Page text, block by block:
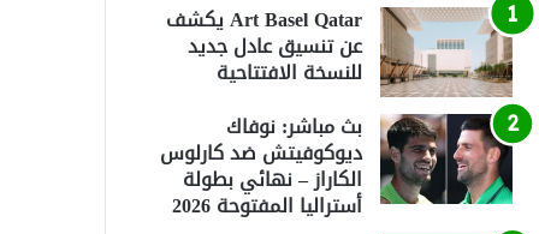
Art Basel Qatar يكشف
عن تنسيق عادل جديد
للنسخة الافتتاحية
بث مباشر: نوفاك
ديوكوفيتش ضد كارلوس
الكاراز – نهائي بطولة
أستراليا المفتوحة 2026